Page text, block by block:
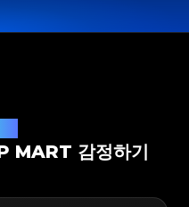
MART 감정하기